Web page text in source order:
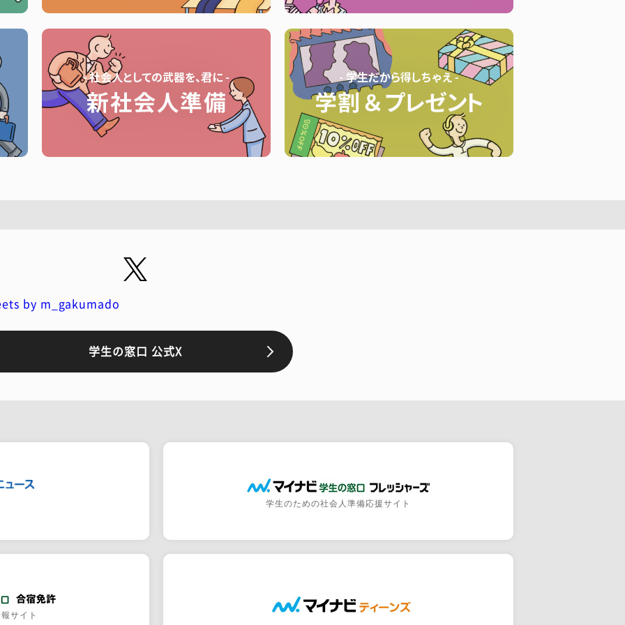
by m_gakumado
学生の窓口 公式X
学生のための社会人準備応援サイト
サイト